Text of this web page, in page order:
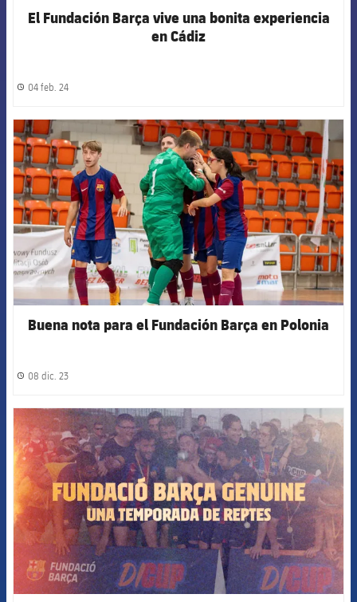
El Fundación Barça vive una bonita experiencia
en Cádiz
label.share.clock
04 feb. 24
FCB Barcelona badge
Buena nota para el Fundación Barça en Polonia
label.share.clock
08 dic. 23
FCB Barcelona badge